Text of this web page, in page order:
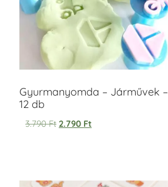
Gyurmanyomda – Járművek –
12 db
3.790Ft 2.790 Ft